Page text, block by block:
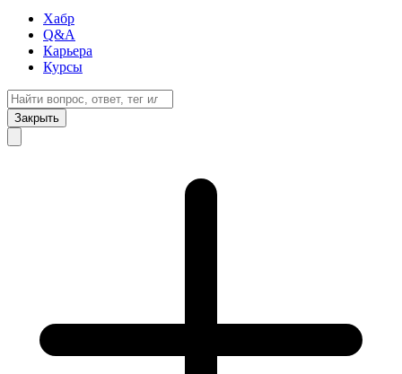
Хабр
Q&A
Карьера
Курсы
Закрыть